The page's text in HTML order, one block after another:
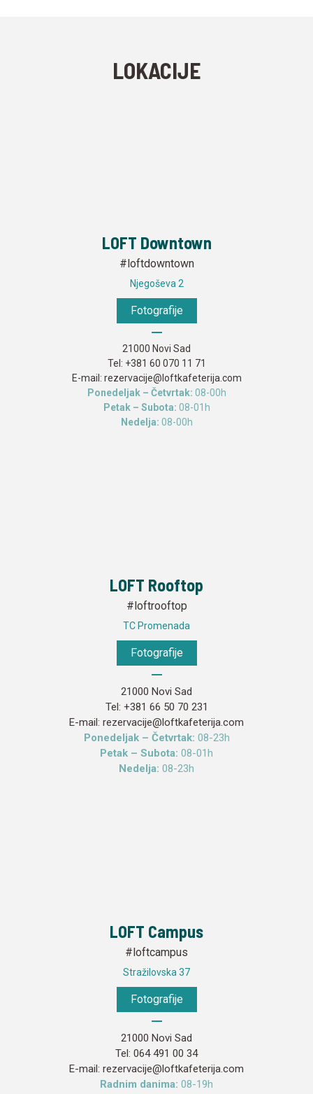
LOKACIJE
LOFT Downtown
#loftdowntown
Njegoševa 2
Fotografije
21000 Novi Sad
Tel: +381 60 070 11 71
E-mail: rezervacije@loftkafeterija.com
Ponedeljak – Četvrtak: 08-00h
Petak – Subota: 08-01h
Nedelja: 08-00h
LOFT Rooftop
#loftrooftop
TC Promenada
Fotografije
21000 Novi Sad
Tel: +381 66 50 70 231
E-mail: rezervacije@loftkafeterija.com
Ponedeljak – Četvrtak: 08-23h
Petak – Subota: 08-01h
Nedelja: 08-23h
LOFT Campus
#loftcampus
Stražilovska 37
Fotografije
21000 Novi Sad
Tel: 064 491 00 34
E-mail: rezervacije@loftkafeterija.com
Radnim danima: 08-19h